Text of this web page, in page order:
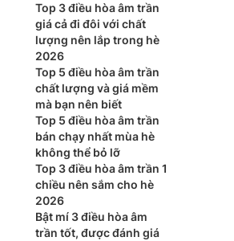
Top 3 điều hòa âm trần
giá cả đi đôi với chất
lượng nên lắp trong hè
2026
Top 5 điều hòa âm trần
chất lượng và giá mềm
mà bạn nên biết
Top 5 điều hòa âm trần
bán chạy nhất mùa hè
không thể bỏ lỡ
Top 3 điều hòa âm trần 1
chiều nên sắm cho hè
2026
Bật mí 3 điều hòa âm
trần tốt, được đánh giá